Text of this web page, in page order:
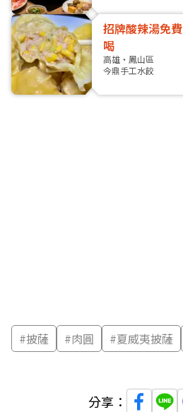
招牌酸辣湯免費
喝
高雄・鳳山區
今鼎手工水餃
#披薩 #肉圓 #夏威夷披薩
分享：